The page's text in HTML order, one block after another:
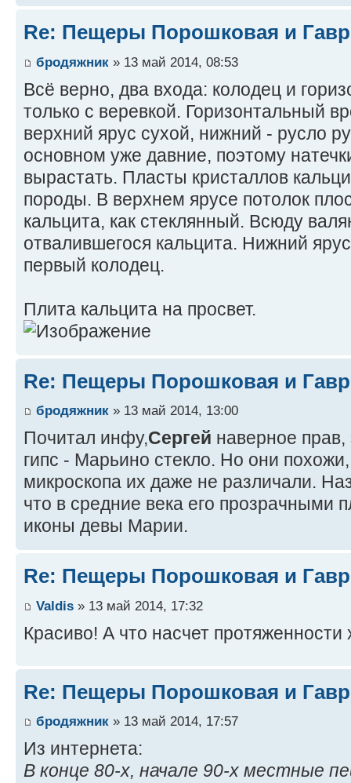
Re: Пещеры Порошковая и
бродяжник » 13 май 2014, 08:53
Всё верно, два входа: колодец и
только с веревкой. Горизонтальный
верхний ярус сухой, нижний - русло
основном уже давние, поэтому
вырастать. Пласты кристаллов
породы. В верхнем ярусе потолок
кальцита, как стеклянный. Всюду
отвалившегося кальцита. Нижний
первый колодец.
Плита кальцита на просвет.
Re: Пещеры Порошковая и
бродяжник » 13 май 2014, 13:00
Почитал инфу,Сергей наверное прав,
гипс - Марьино стекло. Но они
микроскопа их даже не различали.
что в средние века его прозрачными
иконы девы Марии.
Re: Пещеры Порошковая и
Valdis » 13 май 2014, 17:32
Красиво! А что насчет протяженности
Re: Пещеры Порошковая и
бродяжник » 13 май 2014, 17:57
Из интернета:
В конце 80-х, начале 90-х местные